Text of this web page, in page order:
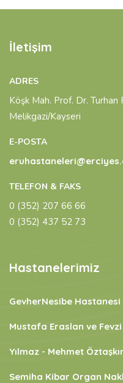
İletişim
ADRES
Köşk Mah. Prof. Dr.
Melikgazi/Kayseri
E-POSTA
TELEFON & FAKS
0 (352) 207 66 66
0 (352) 437 52 73
Hastanelerimiz
GevherNesibe Hastanesi
Mustafa Eraslan ve
Yılmaz - Mehmet
Semiha Kibar Organ